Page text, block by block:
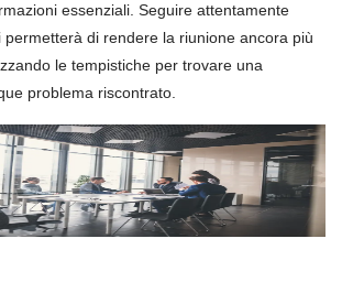
essenziali. Seguire attentamente
di rendere la riunione ancora più
le tempistiche per trovare una
problema riscontrato.